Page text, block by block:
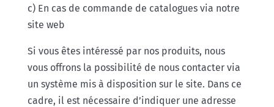
c) En cas de commande de catalogues via notre
site web
Si vous êtes intéressé par nos produits, nous
vous offrons la possibilité de nous contacter via
un système mis à disposition sur le site. Dans ce
cadre, il est nécessaire d’indiquer une adresse